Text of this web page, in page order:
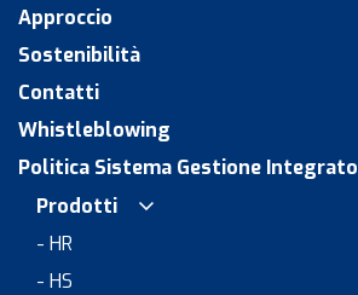
Approccio
Sostenibilità
Contatti
Whistleblowing
Politica Sistema Gestione Integrato
Prodotti
- HR
- HS